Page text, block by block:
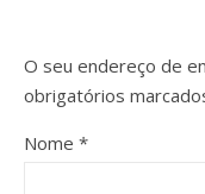
O seu endereço de
obrigatórios
Nome *